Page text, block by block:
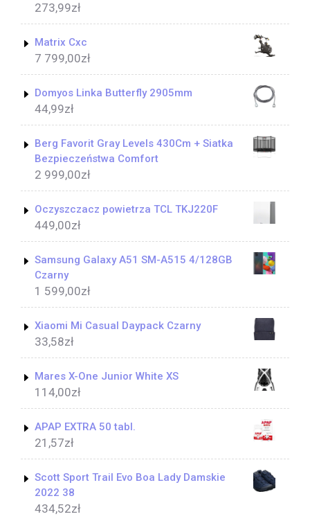
273,99zł
Matrix Cxc
7 799,00zł
Domyos Linka Butterfly 2905mm
44,99zł
Berg Favorit Gray Levels 430Cm + Siatka
Bezpieczeństwa Comfort
2 999,00zł
Oczyszczacz powietrza TCL TKJ220F
449,00zł
Samsung Galaxy A51 SM-A515 4/128GB
Czarny
1 599,00zł
Xiaomi Mi Casual Daypack Czarny
33,58zł
Mares X-One Junior White XS
114,00zł
APAP EXTRA 50 tabl.
21,57zł
Scott Sport Trail Evo Boa Lady Damskie
2022 38
434,52zł